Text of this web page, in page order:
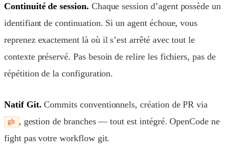
Continuité de session. Chaque session d’agent possède un
identifiant de continuation. Si un agent échoue, vous
reprenez exactement là où il s’est arrêté avec tout le
contexte préservé. Pas besoin de relire les fichiers, pas de
répétition de la configuration.
Natif Git. Commits conventionnels, création de PR via
gh , gestion de branches — tout est intégré. OpenCode ne
fight pas votre workflow git.